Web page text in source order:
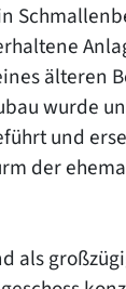
älteren
wurde
und
der
als